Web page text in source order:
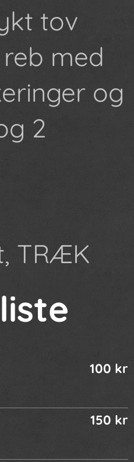
tov
med
og
2
TRÆK
100 kr
150 kr